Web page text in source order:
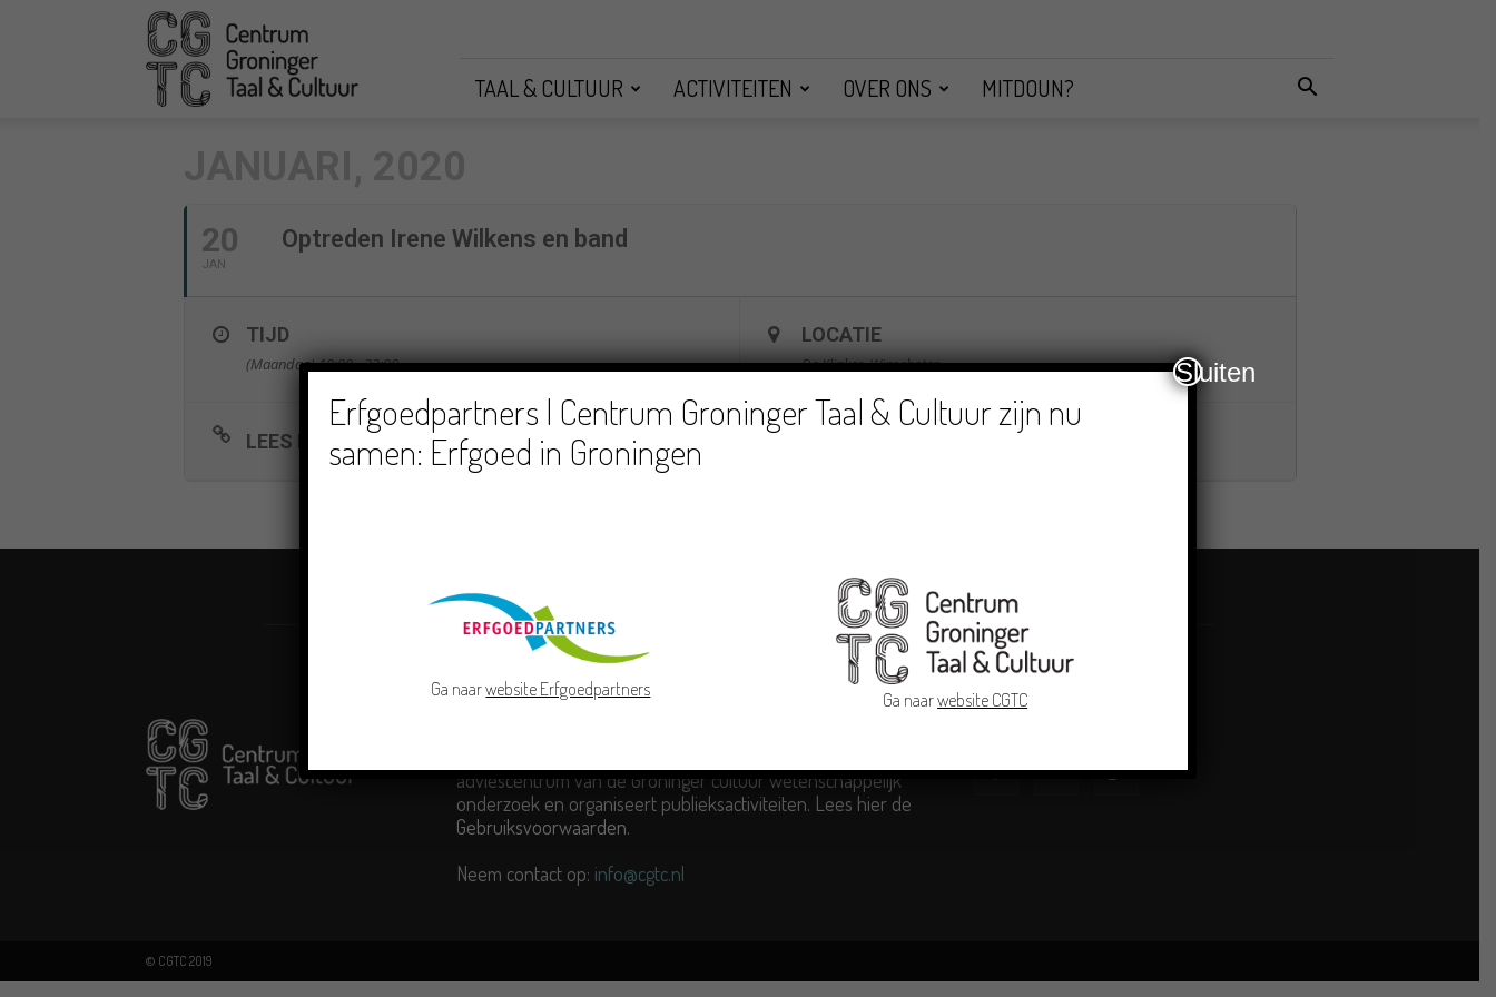
CGTC
TAAL & CULTUUR ACTIVITEITEN OVER ONS MITDOUN?
20
JAN
Optreden Irene Wilkens en band
TIJD
(Maandag) 19:00 - 22:00
LOCATIE
De Klinker, Winschoten
LEES MEER
OVER ONS
adviescentrum van de Groninger cultuur wetenschappelijk
onderzoek en organiseert publieksactiviteiten. Lees hier de
Gebruiksvoorwaarden.
Neem contact op: info@cgtc.nl
VOLG ONS
© CGTC 2019
Erfgoedpartners | Centrum Groninger Taal & Cultuur zijn nu
samen: Erfgoed in Groningen
Ga naarwebsite Erfgoedpartners
Ga naarwebsite CGTC
Sluiten